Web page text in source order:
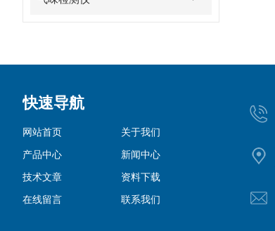
快速导航
网站首页
关于我们
产品中心
新闻中心
技术文章
资料下载
在线留言
联系我们